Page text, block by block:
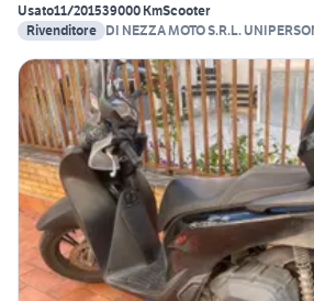
Usato11/201539000 KmScooter
Rivenditore DI NEZZA MOTO S.R.L.